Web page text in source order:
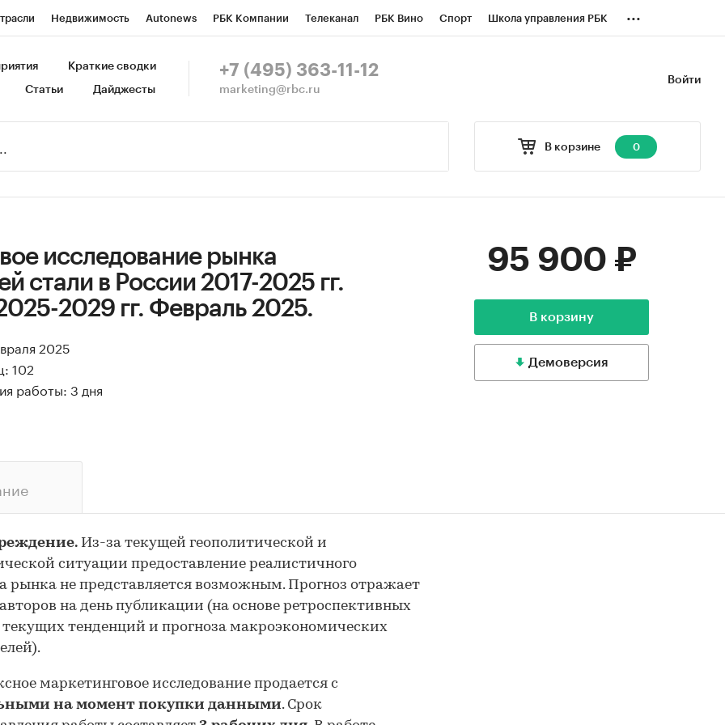
Недвижимость Autonews РБК Компании Телеканал РБК Вино Спорт Школа управления РБК
Спецпроекты СПб Конференции СПб Спецпроекты
...
Войти
Краткие сводки
Статьи Дайджесты
+7 (495) 363-11-12
marketing@rbc.ru
В корзине 0
исследование рынка
стали в России 2017-2025 гг.
2029 гг. Февраль 2025.
2025
102
работы: 3 дня
95 900 ₽
В корзину
Демоверсия
Из-за текущей геополитической и
ситуации предоставление реалистичного
рынка не представляется возможным. Прогноз отражает
на день публикации (на основе ретроспективных
тенденций и прогноза макроэкономических
маркетинговое исследование продается с
на момент покупки данными. Срок